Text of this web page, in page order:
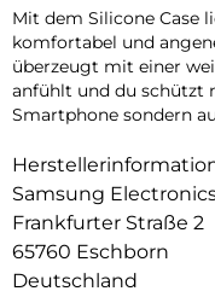
Mit dem Silicone Case
komfortabel und
überzeugt mit einer
anfühlt und du schützt
Smartphone sondern
Samsung
Frankfurter Straße 2
65760 Eschborn
Deutschland